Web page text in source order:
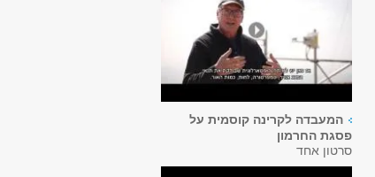
המעבדה לקרינה קוסמית על
פסגת החרמון
סרטון אחד